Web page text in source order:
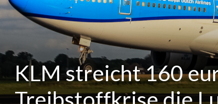
KLM streicht 160